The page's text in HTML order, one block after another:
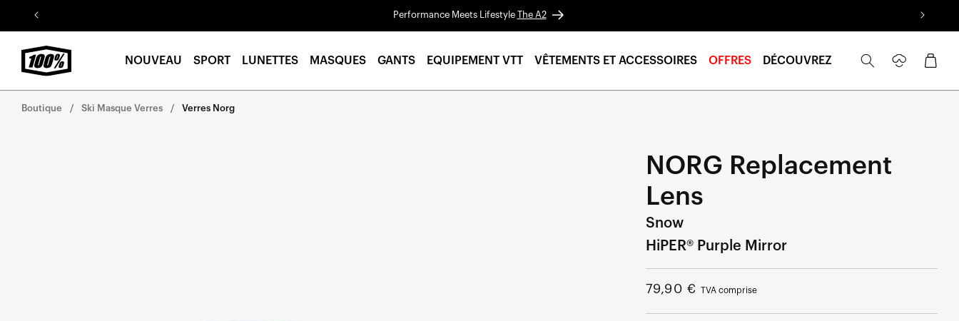
Aller au
contenu
Performance Meets Lifestyle The A2
NOUVEAU SPORT LUNETTES MASQUES GANTS EQUIPEMENT VTT VÊTEMENTS ET ACCESSOIRES OFFRES DÉCOUVREZ
connecter
Panier
Boutique Ski Masque Verres Verres Norg
NORG Replacement
Lens
Snow
HiPER® Purple Mirror
Prix
79,90 € TVA comprise